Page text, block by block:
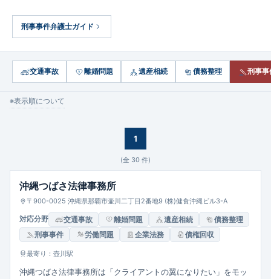
刑事事件
労働問題
企業法務
刑事事件弁護士ガイド
交通事故 離婚問題 遺産相続 債務整理 刑事事
※表示順について
1
(全 30 件)
沖縄つばさ法律事務所
〒900-0025 沖縄県那覇市壷川二丁目2番地9 (株)健食沖縄ビル3-A
対応分野 交通事故 離婚問題 遺産相続
債務整理
刑事事件
労働問題 企業法務 債権回収
最寄り：壺川駅
沖縄つばさ法律事務所は「クライアントの翼になりたい」をモッ